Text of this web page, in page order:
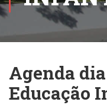
Agenda
Educação